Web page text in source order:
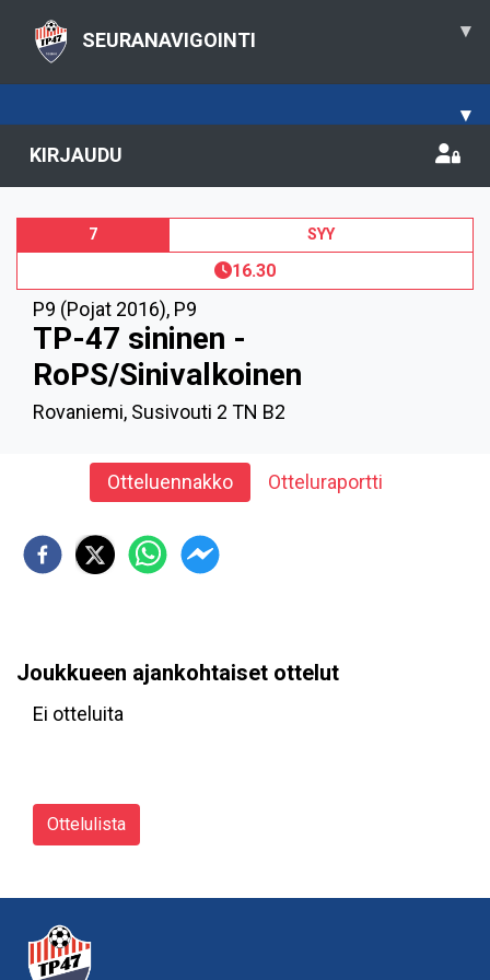
SEURANAVIGOINTI ▾
▾
KIRJAUDU
7 SYY
16.30
P9 (Pojat 2016), P9
TP-47 sininen -
RoPS/Sinivalkoinen
Rovaniemi, Susivouti 2 TN B2
Otteluennakko Otteluraportti
Joukkueen ajankohtaiset ottelut
Ei otteluita
Ottelulista